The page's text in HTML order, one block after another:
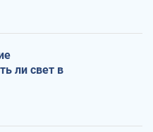
ли свет в